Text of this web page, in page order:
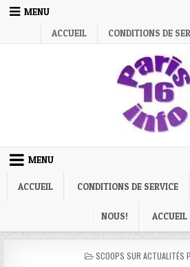
Skip
MENU
ACCUEIL
CONDITIONS DE
MENU
ACCUEIL CONDITIONS DE SERVICE
NOUS! ACCUEIL
POSTED
SCOOPS SUR ACTUALITÉS